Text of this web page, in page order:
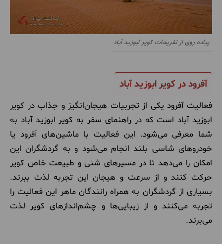
پیاده روی از تفریحات کویر ابوزید آباد
آفرود در کویر ابوزید آباد
فعالیت آفرود یکی از تجربیات هیجان‌انگیز و جذاب در کویر
ابوزید آباد است که در راهنمای سفر به کویر ابوزید آباد به
شما معرفی می‌شود. این فعالیت با ماشین‌های آفرود یا
خودروهای شاسی بلند انجام می‌شود و به گردشگران این
امکان را می‌دهد تا در مسیرهای شنی و طبیعت خاص کویر
حرکت کنند و از سرعت و هیجان این تجربه لذت ببرند.
بسیاری از گردشگران به همراه رانندگان ماهر این فعالیت را
تجربه می‌کنند و از زیبایی‌ها و چشم‌اندازهای کویر لذت
می‌برند.